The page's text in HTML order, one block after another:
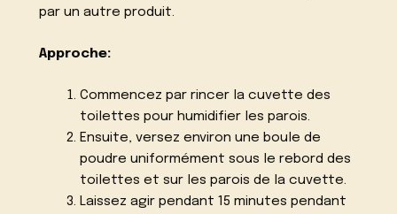
par un autre produit.
Approche:
Commencez par rincer la cuvette des
toilettes pour humidifier les parois.
Ensuite, versez environ une boule de
poudre uniformément sous le rebord des
toilettes et sur les parois de la cuvette.
Laissez agir pendant 15 minutes pendant